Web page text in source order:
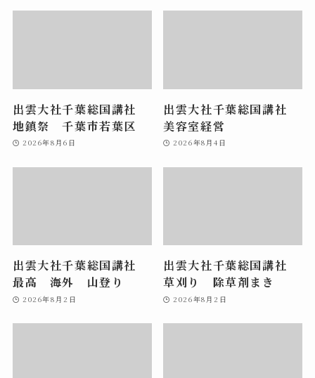
出雲大社千葉総国講社
地鎮祭 千葉市若葉区
2026年8月6日
出雲大社千葉総国講社
美容室経営
2026年8月4日
出雲大社千葉総国講社
最高 海外 山登り
2026年8月2日
出雲大社千葉総国講社
草刈り 除草剤まき
2026年8月2日